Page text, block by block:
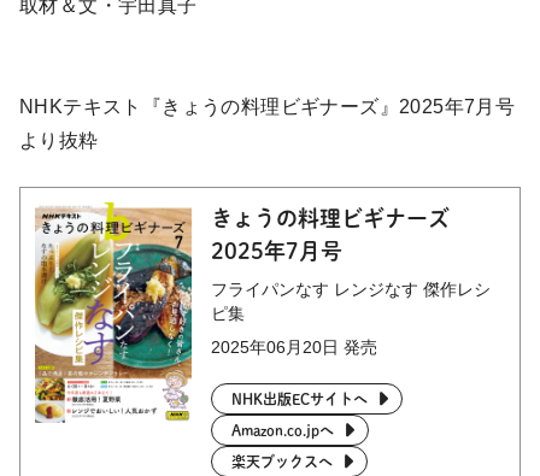
取材＆文・宇田真子
NHKテキスト『きょうの料理ビギナーズ』2025年7月号
より抜粋
きょうの料理ビギナーズ
2025年7月号
フライパンなす レンジなす 傑作レシ
ピ集
2025年06月20日 発売
NHK出版ECサイトへ
Amazon.co.jpへ
楽天ブックスへ